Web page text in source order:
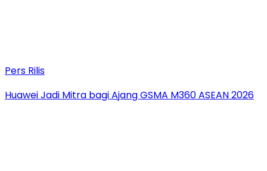
Pers Rilis
Huawei Jadi Mitra bagi Ajang GSMA M360 ASEAN 2026